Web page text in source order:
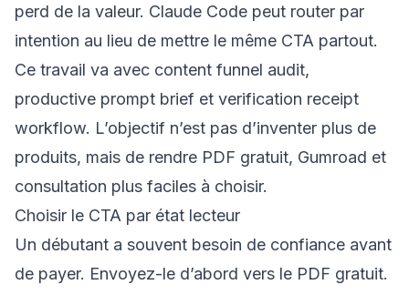
perd de la valeur. Claude Code peut router par
intention au lieu de mettre le même CTA partout.
Ce travail va avec content funnel audit,
productive prompt brief et verification receipt
workflow. L’objectif n’est pas d’inventer plus de
produits, mais de rendre PDF gratuit, Gumroad et
consultation plus faciles à choisir.
Choisir le CTA par état lecteur
Un débutant a souvent besoin de confiance avant
de payer. Envoyez-le d’abord vers le PDF gratuit.